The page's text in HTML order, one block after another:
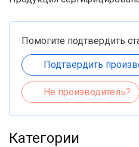
Помогите подтвердить
Подтвердить
Не производитель?
Категории